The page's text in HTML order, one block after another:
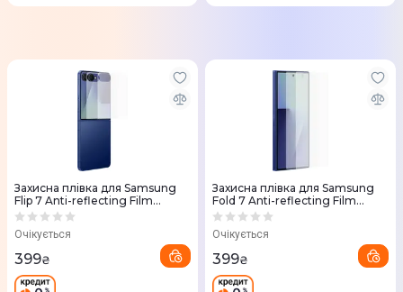
Захисна плівка для Samsung
Flip 7 Anti-reflecting Film
Transparent (EF-
Очікується
399₴
Захисна плівка для Samsung
Fold 7 Anti-reflecting Film
Transparent (EF-
Очікується
399₴